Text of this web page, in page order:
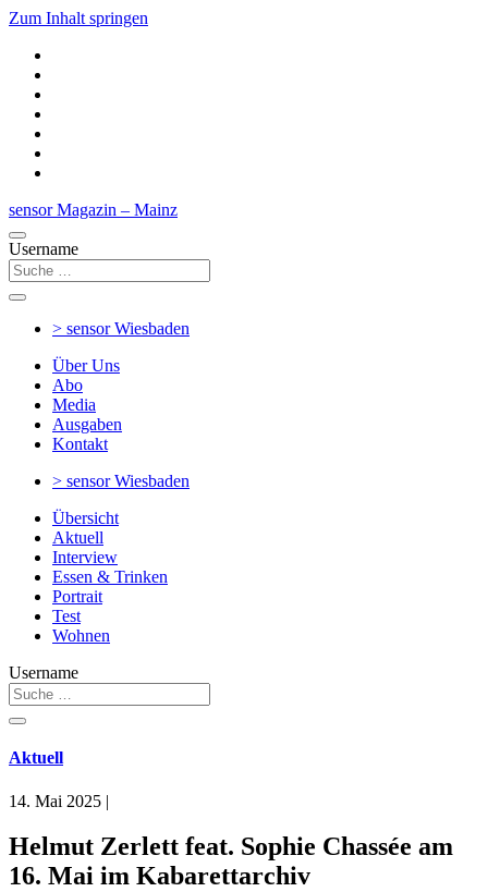
Zum Inhalt springen
sensor Magazin – Mainz
Username
> sensorWiesbaden
Über Uns
Abo
Media
Ausgaben
Kontakt
> sensorWiesbaden
Übersicht
Aktuell
Interview
Essen & Trinken
Portrait
Test
Wohnen
Username
Aktuell
14. Mai 2025 |
Helmut Zerlett feat. Sophie Chassée am
16. Mai im Kabarettarchiv